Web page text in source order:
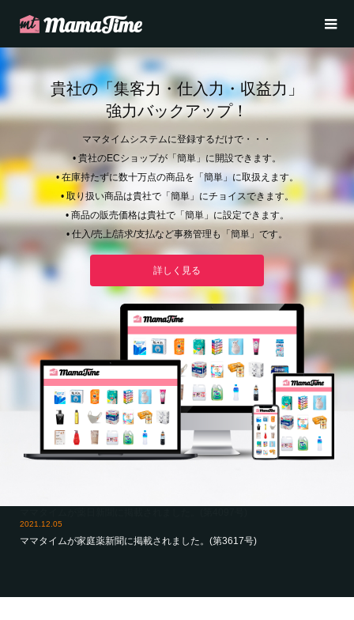
貴社の「集客力・仕入力・収益力」
強力バックアップ！
ママタイムシステムに登録するだけで・・・
• 貴社のECショップが「簡単」に開設できます。
• 在庫持たずに数十万点の商品を「簡単」に取扱えます。
• 取り扱い商品は貴社で「簡単」にチョイスできます。
• 商品の販売価格は貴社で「簡単」に設定できます。
• 仕入/売上/請求/支払など事務管理も「簡単」です。
詳しく見る
2021.12.05
ママタイムが家庭薬新聞に掲載されました。(第3617号)